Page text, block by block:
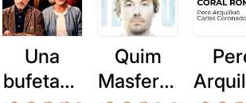
Una
bufetada
Quim
Masferre